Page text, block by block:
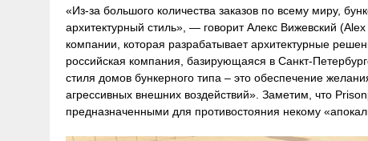
«Из-за большого количества заказов по всему миру,
архитектурный стиль», — говорит Алекс Вижевский
компании, которая разрабатывает архитектурные
российская компания, базирующаяся в Санкт-
стиля домов бункерного типа – это обеспечение
агрессивных внешних воздействий». Заметим, что
предназначенными для противостояния некому